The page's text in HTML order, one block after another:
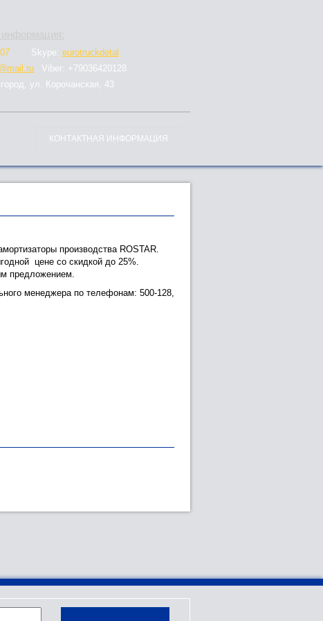
Skype: eurotruckdetal
Viber: +79036420128
ул. Корочанская, 43
КОНТАКТНАЯ ИНФОРМАЦИЯ
производства ROSTAR.
цене со скидкой до 25%.
предложением.
менеджера по телефонам: 500-128,